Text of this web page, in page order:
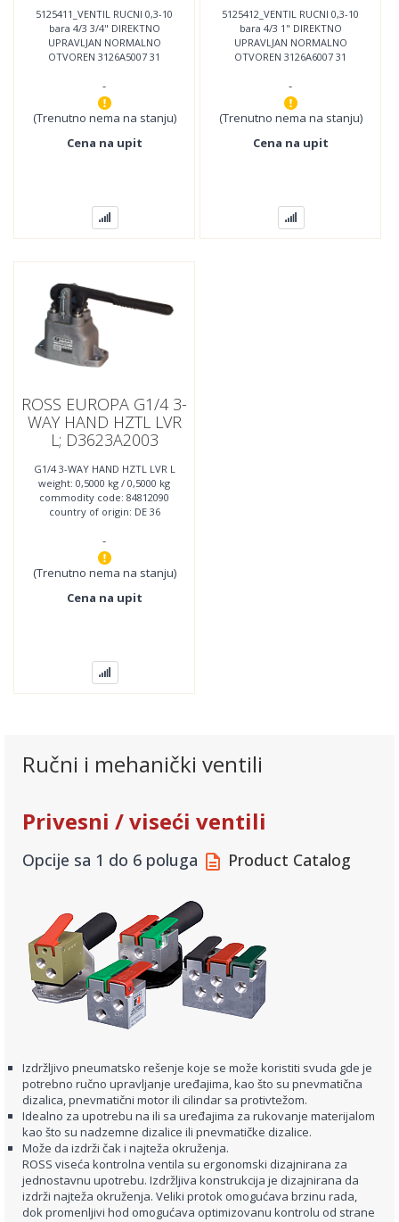
NORMALNO
OTVOREN; 3126A5007
5125411_VENTIL RUCNI 0,3-10
bara 4/3 3/4" DIREKTNO
UPRAVLJAN NORMALNO
OTVOREN 3126A5007 31
Hand Lever Valve, Open
Center, Detented,
-
(Trenutno nema na stanju)
Cena na upit
NORMALNO
OTVOREN; 3126A6007
5125412_VENTIL RUCNI 0,3-10
bara 4/3 1" DIREKTNO
UPRAVLJAN NORMALNO
OTVOREN 3126A6007 31
Hand Lever Valve, Open
Center, Detented,
-
(Trenutno nema na stanju)
Cena na upit
ROSS EUROPA G1/4 3-
WAY HAND HZTL LVR
L; D3623A2003
G1/4 3-WAY HAND HZTL LVR L
weight: 0,5000 kg / 0,5000 kg
commodity code: 84812090
country of origin: DE 36
Valve, Normally Open, Spring
-
(Trenutno nema na stanju)
Cena na upit
Ručni i mehanički ventili
Privesni / viseći ventili
Opcije sa 1 do 6 poluga Product Catalog
Izdržljivo pneumatsko rešenje koje se može koristiti svuda gde je
potrebno ručno upravljanje uređajima, kao što su pnevmatična
dizalica, pnevmatični motor ili cilindar sa protivtežom.
Idealno za upotrebu na ili sa uređajima za rukovanje materijalom
kao što su nadzemne dizalice ili pnevmatičke dizalice.
Može da izdrži čak i najteža okruženja.
ROSS viseća kontrolna ventila su ergonomski dizajnirana za
jednostavnu upotrebu. Izdržljiva konstrukcija je dizajnirana da
izdrži najteža okruženja. Veliki protok omogućava brzinu rada,
dok promenljivi hod omogućava optimizovanu kontrolu od strane